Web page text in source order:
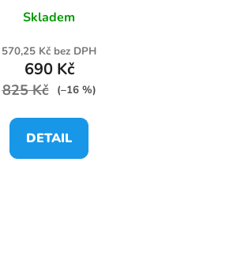
Skladem
570,25 Kč bez DPH
690 Kč
825 Kč (–16 %)
DETAIL